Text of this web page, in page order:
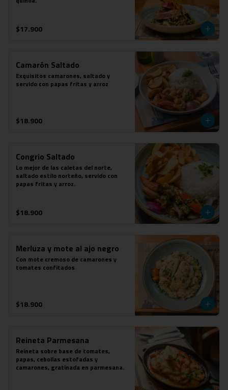
$17.900
Camarón Saltado
Exquisitos camarones, saltado y
servido con papas fritas y arroz
$18.900
Congrio Saltado
Lo mejor de las caletas del norte,
saltado estilo norteño, servido con
papas fritas y arroz.
$18.900
Merluza y mote al ajo negro
Con mote cremoso de camarones y
tomates confitados
$18.900
Reineta Parmesana
Reineta sobre base de tomates,
papas, cebollas estofadas y
camarones, gratinada en parmesana.